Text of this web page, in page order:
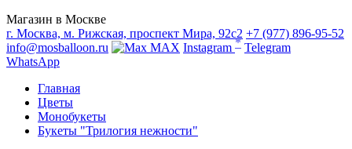
Магазин в Москве
г. Москва, м. Рижская, проспект Мира, 92с2 +7 (977) 896-95-52
info@mosballoon.ru
MAX Instagram * Telegram
WhatsApp
Главная
Цветы
Монобукеты
Букеты "Трилогия нежности"